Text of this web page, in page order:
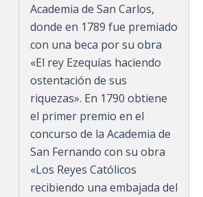
Academia de San Carlos,
donde en 1789 fue premiado
con una beca por su obra
«El rey Ezequías haciendo
ostentación de sus
riquezas». En 1790 obtiene
el primer premio en el
concurso de la Academia de
San Fernando con su obra
«Los Reyes Católicos
recibiendo una embajada del